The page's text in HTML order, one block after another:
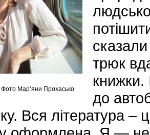
Мар’яни Прохасько
трюк
книжки.
до
Вся література –